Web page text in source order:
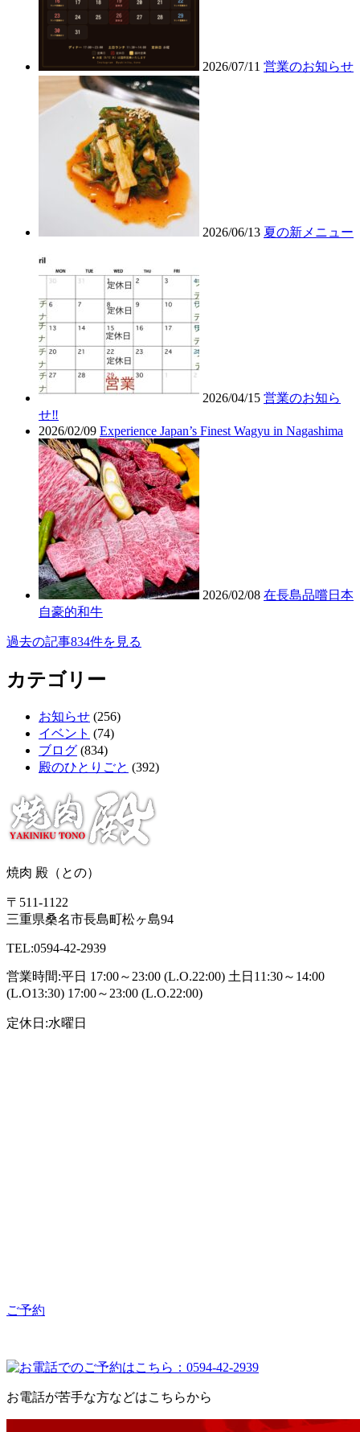
2026/07/11 営業のお知らせ
2026/06/13 夏の新メニュー
2026/04/15 営業のお知ら
せ‼︎
2026/02/09 Experience Japan’s Finest Wagyu in Nagashima
2026/02/08 在長島品嚐日本
自豪的和牛
過去の記事834件を見る
カテゴリー
お知らせ (256)
イベント (74)
ブログ (834)
殿のひとりごと (392)
焼肉 殿（との）
〒511-1122
三重県桑名市長島町松ヶ島94
TEL:0594-42-2939
営業時間:平日 17:00～23:00 (L.O.22:00) 土日11:30～14:00
(L.O13:30) 17:00～23:00 (L.O.22:00)
定休日:水曜日
ご予約
お電話が苦手な方などはこちらから